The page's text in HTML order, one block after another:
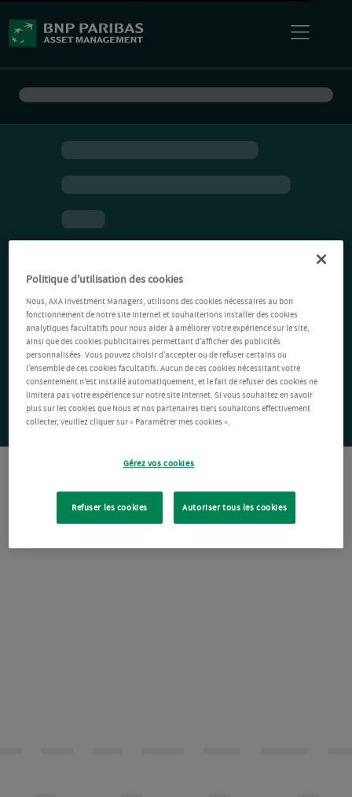
Politique d'utilisation des cookies
Nous, AXA Investment Managers, utilisons des cookies nécessaires au bon
fonctionnement de notre site Internet et souhaiterions installer des cookies
analytiques facultatifs pour nous aider à améliorer votre expérience sur le site,
ainsi que des cookies publicitaires permettant d’afficher des publicités
personnalisées. Vous pouvez choisir d’accepter ou de refuser certains ou
l’ensemble de ces cookies facultatifs. Aucun de ces cookies nécessitant votre
consentement n’est installé automatiquement, et le fait de refuser des cookies ne
limitera pas votre expérience sur notre site Internet. Si vous souhaitez en savoir
plus sur les cookies que Nous et nos partenaires tiers souhaitons effectivement
collecter, veuillez cliquer sur « Paramétrer mes cookies ».
Gérez vos cookies
Refuser les cookies Autoriser tous les cookies